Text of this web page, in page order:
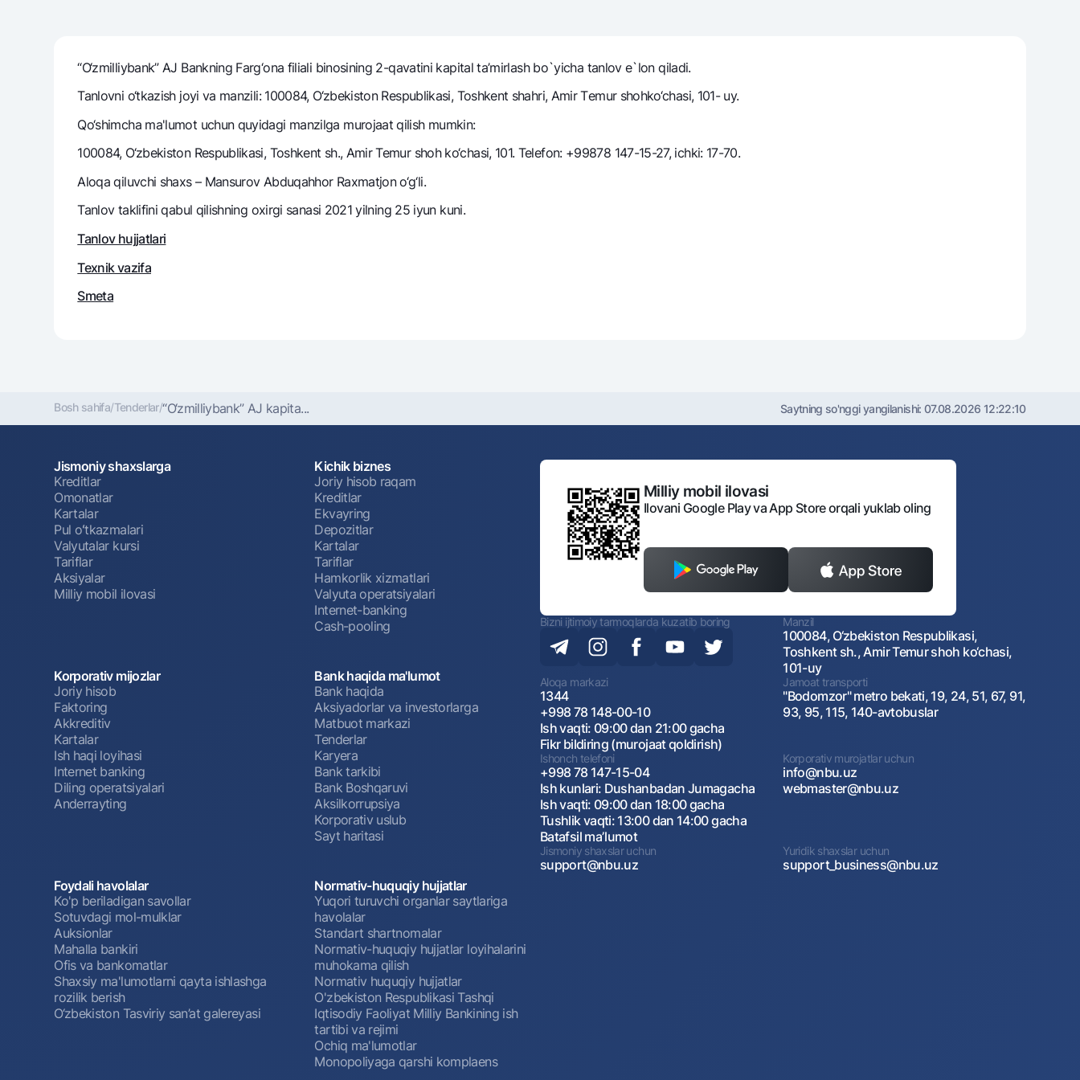
Pul oʻtkazmalari Valyutalar kursi
Eskrou hisobvarag‘i
Tariflar
Aksiyalar
Milliy mobil ilovasi
Sayt bo‘yicha qidiring
Qidirish
Foydali havolalar
“O‘zmilliybank” AJ Bankning Farg‘ona filiali binosining 2-qavatini kapital ta’mirlash bo`yicha tanlov e`lon qiladi.
Tanlovni o‘tkazish joyi va manzili: 100084, O‘zbekiston Respublikasi, Toshkent shahri, Amir Tеmur shohko‘chasi, 101- uy.
Qo‘shimcha ma'lumot uchun quyidagi manzilga murojaat qilish mumkin:
100084, O‘zbekiston Respublikasi, Toshkent sh., Amir Temur shoh ko‘chasi, 101. Telefon: +99878 147-15-27, ichki: 17-70.
Aloqa qiluvchi shaxs – Mansurov Abduqahhor Raxmatjon o‘g‘li.
Tanlov taklifini qabul qilishning oxirgi sanasi 2021 yilning 25 iyun kuni.
Tanlov hujjatlari
Texnik vazifa
Smeta
Bosh sahifa/Tenderlar/“O‘zmilliybank” AJ kapita... Saytning so'nggi yangilanishi: 07.08.2026 12:22:10
Jismoniy shaxslarga
Kreditlar
Omonatlar
Kartalar
Pul oʻtkazmalari
Valyutalar kursi
Tariflar
Aksiyalar
Milliy mobil ilovasi
Kichik biznes
Joriy hisob raqam
Kreditlar
Ekvayring
Depozitlar
Kartalar
Tariflar
Hamkorlik xizmatlari
Valyuta operatsiyalari
Internet-banking
Cash-pooling
Korporativ mijozlar
Joriy hisob
Faktoring
Akkreditiv
Kartalar
Ish haqi loyihasi
Internet banking
Diling operatsiyalari
Anderrayting
Bank haqida ma'lumot
Bank haqida
Aksiyadorlar va investorlarga
Matbuot markazi
Tenderlar
Karyera
Bank tarkibi
Bank Boshqaruvi
Aksilkorrupsiya
Korporativ uslub
Sayt haritasi
Foydali havolalar
Ko'p beriladigan savollar
Sotuvdagi mol-mulklar
Auksionlar
Mahalla bankiri
Ofis va bankomatlar
Shaxsiy ma'lumotlarni qayta ishlashga
rozilik berish
O‘zbekiston Tasviriy san’at galereyasi
Normativ-huquqiy hujjatlar
Yuqori turuvchi organlar saytlariga
havolalar
Standart shartnomalar
Normativ-huquqiy hujjatlar loyihalarini
muhokama qilish
Normativ huquqiy hujjatlar
O'zbekiston Respublikasi Tashqi
Iqtisodiy Faoliyat Milliy Bankining ish
tartibi va rejimi
Ochiq ma'lumotlar
Monopoliyaga qarshi komplaens
Milliy mobil ilovasi
Ilovani Google Play va App Store orqali yuklab oling
Bizni ijtimoiy tarmoqlarda kuzatib boring Manzil
100084, O‘zbekiston Respublikasi,
Toshkent sh., Amir Temur shoh ko‘chasi,
101-uy
Aloqa markazi
1344
+998 78 148-00-10
Ish vaqti: 09:00 dan 21:00 gacha
Fikr bildiring (murojaat qoldirish)
Jamoat transporti
"Bodomzor" metro bekati, 19, 24, 51, 67, 91,
93, 95, 115, 140-avtobuslar
Ishonch telefoni
+998 78 147-15-04
Ish kunlari: Dushanbadan Jumagacha
Ish vaqti: 09:00 dan 18:00 gacha
Tushlik vaqti: 13:00 dan 14:00 gacha
Batafsil maʼlumot
Korporativ murojatlar uchun
info@nbu.uz
webmaster@nbu.uz
Jismoniy shaxslar uchun
support@nbu.uz
Yuridik shaxslar uchun
support_business@nbu.uz